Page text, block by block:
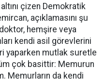
çizen Demokratik
açıklamasını şu
doktor, hemşire veya
kendi asil görevlerini
yaparken mutlak suretle
çok basittir: Memurun
Memurların da kendi